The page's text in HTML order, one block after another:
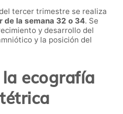
tercer trimestre se realiza
de la semana 32 o 34. Se
y desarrollo del
y la posición del
ecografía